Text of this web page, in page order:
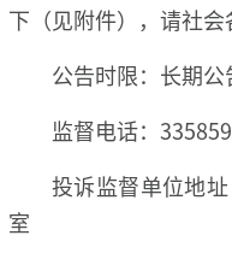
下（见附件），请社会
公告时限：长期公
监督电话：
投诉监督单位地
室